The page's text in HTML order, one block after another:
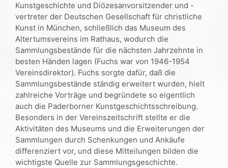
Kunstgeschichte und Diözesanvorsitzender und -
vertreter der Deutschen Gesellschaft für christliche
Kunst in München, schließlich das Museum des
Altertumsvereins im Rathaus, wodurch die
Sammlungsbestände für die nächsten Jahrzehnte in
besten Händen lagen (Fuchs war von 1946-1954
Vereinsdirektor). Fuchs sorgte dafür, daß die
Sammlungsbestände ständig erweitert wurden, hielt
zahlreiche Vorträge und begründete so eigentlich
auch die Paderborner Kunstgeschichtsschreibung.
Besonders in der Vereinszeitschrift stellte er die
Aktivitäten des Museums und die Erweiterungen der
Sammlungen durch Schenkungen und Ankäufe
differenziert vor, und diese Mitteilungen bilden die
wichtigste Quelle zur Sammlungsgeschichte.